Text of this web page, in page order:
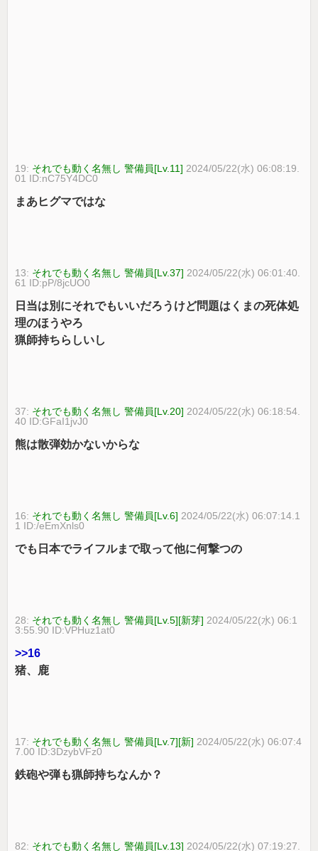
19: それでも動く名無し 警備員[Lv.11] 2024/05/22(水) 06:08:19.
01 ID:nC75Y4DC0
まあヒグマではな
13: それでも動く名無し 警備員[Lv.37] 2024/05/22(水) 06:01:40.
61 ID:pP/8jcUO0
日当は別にそれでもいいだろうけど問題はくまの死体処
理のほうやろ
猟師持ちらしいし
37: それでも動く名無し 警備員[Lv.20] 2024/05/22(水) 06:18:54.
40 ID:GFaI1jvJ0
熊は散弾効かないからな
16: それでも動く名無し 警備員[Lv.6] 2024/05/22(水) 06:07:14.1
1 ID:/eEmXnls0
でも日本でライフルまで取って他に何撃つの
28: それでも動く名無し 警備員[Lv.5][新芽] 2024/05/22(水) 06:1
3:55.90 ID:VPHuz1at0
>>16
猪、鹿
17: それでも動く名無し 警備員[Lv.7][新] 2024/05/22(水) 06:07:4
7.00 ID:3DzybVFz0
鉄砲や弾も猟師持ちなんか？
82: それでも動く名無し 警備員[Lv.13] 2024/05/22(水) 07:19:27.